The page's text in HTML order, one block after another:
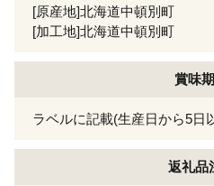
[原産地]北海道中頓別町
[加工地]北海道中頓別町
賞味
ラベルに記載(生産日から5日
返礼品